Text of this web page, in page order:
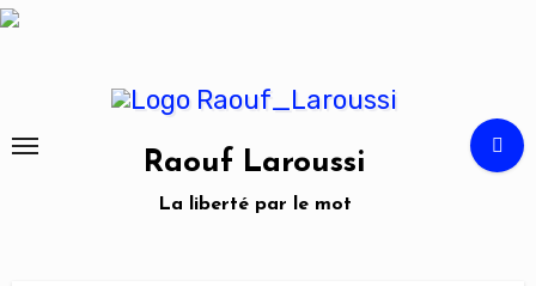
Skip
Raouf Laroussi
La liberté par le mot